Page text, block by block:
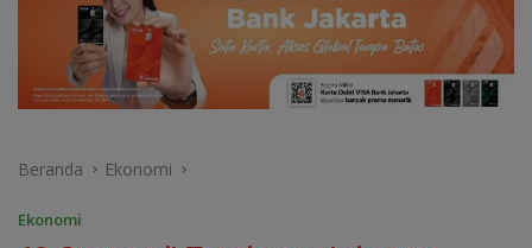
Beranda Ekonomi
Ekonomi